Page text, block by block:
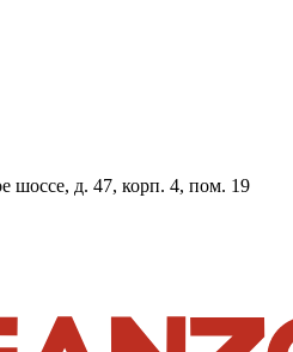
шоссе, д. 47, корп. 4, пом. 19